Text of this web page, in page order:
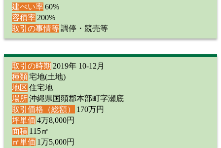
建ぺい率60%
容積率200%
取引の事情等調停・競売等
取引の時期 2019年 10-12月
種類 宅地(土地)
地区 住宅地
場所沖縄県国頭郡本部町字瀬底
取引価格（総額）
170万円
坪単価 4万8,000円
面積 115㎡
㎡単価 1万5,000円